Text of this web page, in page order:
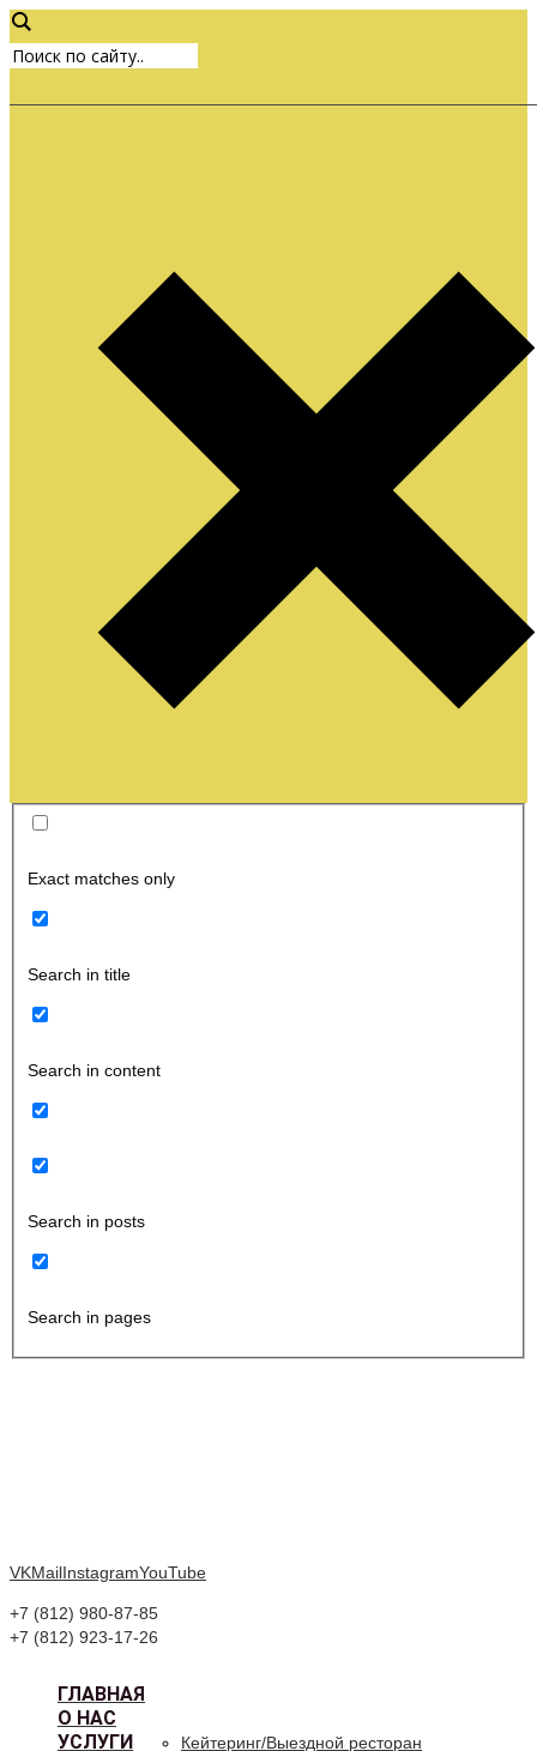
Exact matches only
Search in title
Search in content
Search in posts
Search in pages
VKMailInstagramYouTube
+7 (812) 980-87-85
+7 (812) 923-17-26
ГЛАВНАЯ
О НАС
УСЛУГИ
Кейтеринг/Выездной ресторан